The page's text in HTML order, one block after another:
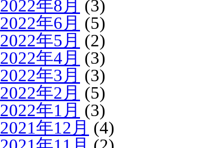
2022年8月 (3)
2022年6月 (5)
2022年5月 (2)
2022年4月 (3)
2022年3月 (3)
2022年2月 (5)
2022年1月 (3)
2021年12月 (4)